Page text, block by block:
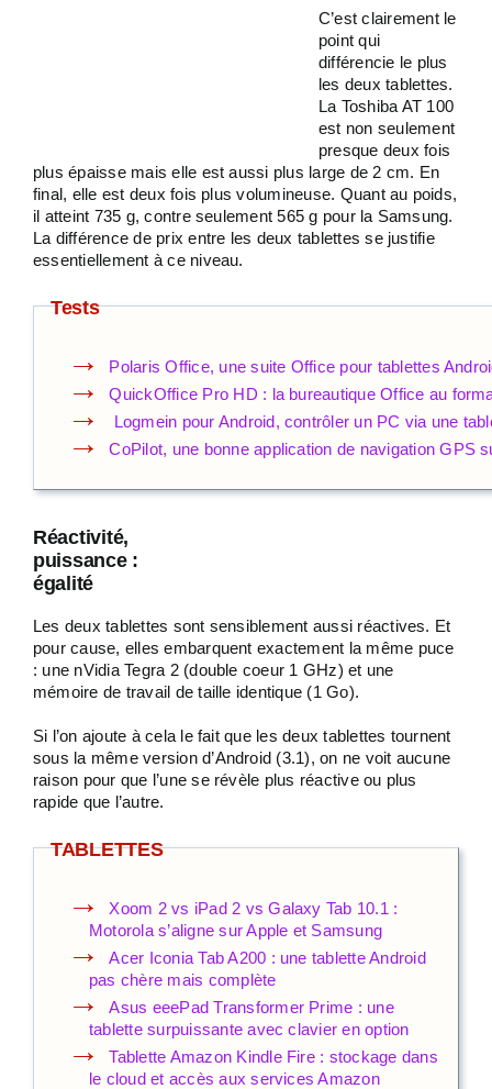
C’est clairement le
point qui
différencie le plus
les deux tablettes.
La Toshiba AT 100
est non seulement
presque deux fois
plus épaisse mais elle est aussi plus large de 2 cm. En
final, elle est deux fois plus volumineuse. Quant au poids,
il atteint 735 g, contre seulement 565 g pour la Samsung.
La différence de prix entre les deux tablettes se justifie
essentiellement à ce niveau.
Tests
Polaris Office, une suite Office pour tablettes
QuickOffice Pro HD : la bureautique Office au
Logmein pour Android, contrôler un PC via une
CoPilot, une bonne application de navigation GPS
Réactivité,
puissance :
égalité
Les deux tablettes sont sensiblement aussi réactives. Et
pour cause, elles embarquent exactement la même puce
: une nVidia Tegra 2 (double coeur 1 GHz) et une
mémoire de travail de taille identique (1 Go).
Si l’on ajoute à cela le fait que les deux tablettes tournent
sous la même version d’Android (3.1), on ne voit aucune
raison pour que l’une se révèle plus réactive ou plus
rapide que l’autre.
TABLETTES
Xoom 2 vs iPad 2 vs Galaxy Tab 10.1 :
Motorola s’aligne sur Apple et Samsung
Acer Iconia Tab A200 : une tablette Android
pas chère mais complète
Asus eeePad Transformer Prime : une
tablette surpuissante avec clavier en option
Tablette Amazon Kindle Fire : stockage dans
le cloud et accès aux services Amazon